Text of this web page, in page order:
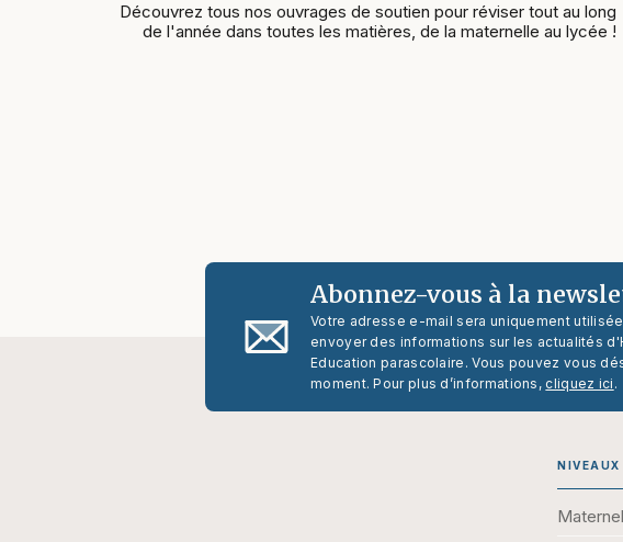
Découvrez tous nos ouvrages de soutien pour réviser tout au long
de l'année dans toutes les matières, de la maternelle au lycée !
Abonnez-vous à la
Votre adresse e-mail sera uniquement
envoyer des informations sur les actualités
Education parascolaire. Vous pouvez vous
moment. Pour plus d’informations, cliquez ici .
NIVEAUX